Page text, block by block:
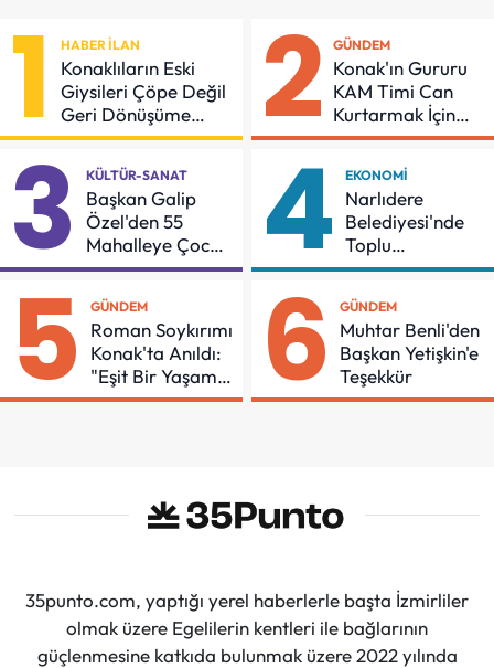
1 HABER İLAN
Konaklıların Eski
Giysileri Çöpe Değil
Geri Dönüşüme
Gidiyor
2 GÜNDEM
Konak'ın Gururu
KAM Timi Can
Kurtarmak İçin
Demir Aldı
3 KÜLTÜR-SANAT
Başkan Galip
Özel'den 55
Mahalleye Çocuk
Şenliği
4 EKONOMI
Narlıdere
Belediyesi'nde
Toplu
Sözleşmeye
5 GÜNDEM
Roman Soykırımı
Konak'ta Anıldı:
"Eşit Bir Yaşam
İçin Mücadeleyi
6 GÜNDEM
Muhtar Benli'den
Başkan Yetişkin'e
Teşekkür
35punto.com, yaptığı yerel haberlerle başta İzmirliler
olmak üzere Egelilerin kentleri ile bağlarının
güçlenmesine katkıda bulunmak üzere 2022 yılında